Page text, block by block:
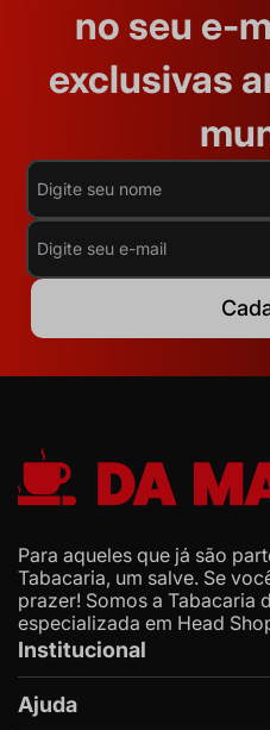
no seu e-
exclusivas
Para aqueles que já são
Tabacaria, um salve. Se
prazer! Somos a Tabacaria
especializada em Head
Institucional
Ajuda